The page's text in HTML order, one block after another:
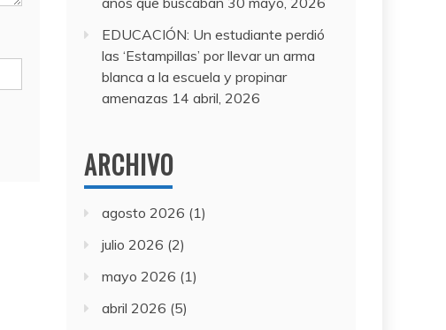
EDUCACIÓN: Un estudiante perdió
las ‘Estampillas’ por llevar un arma
blanca a la escuela y propinar
amenazas 14 abril, 2026
ARCHIVO
agosto 2026 (1)
julio 2026 (2)
mayo 2026 (1)
abril 2026 (5)